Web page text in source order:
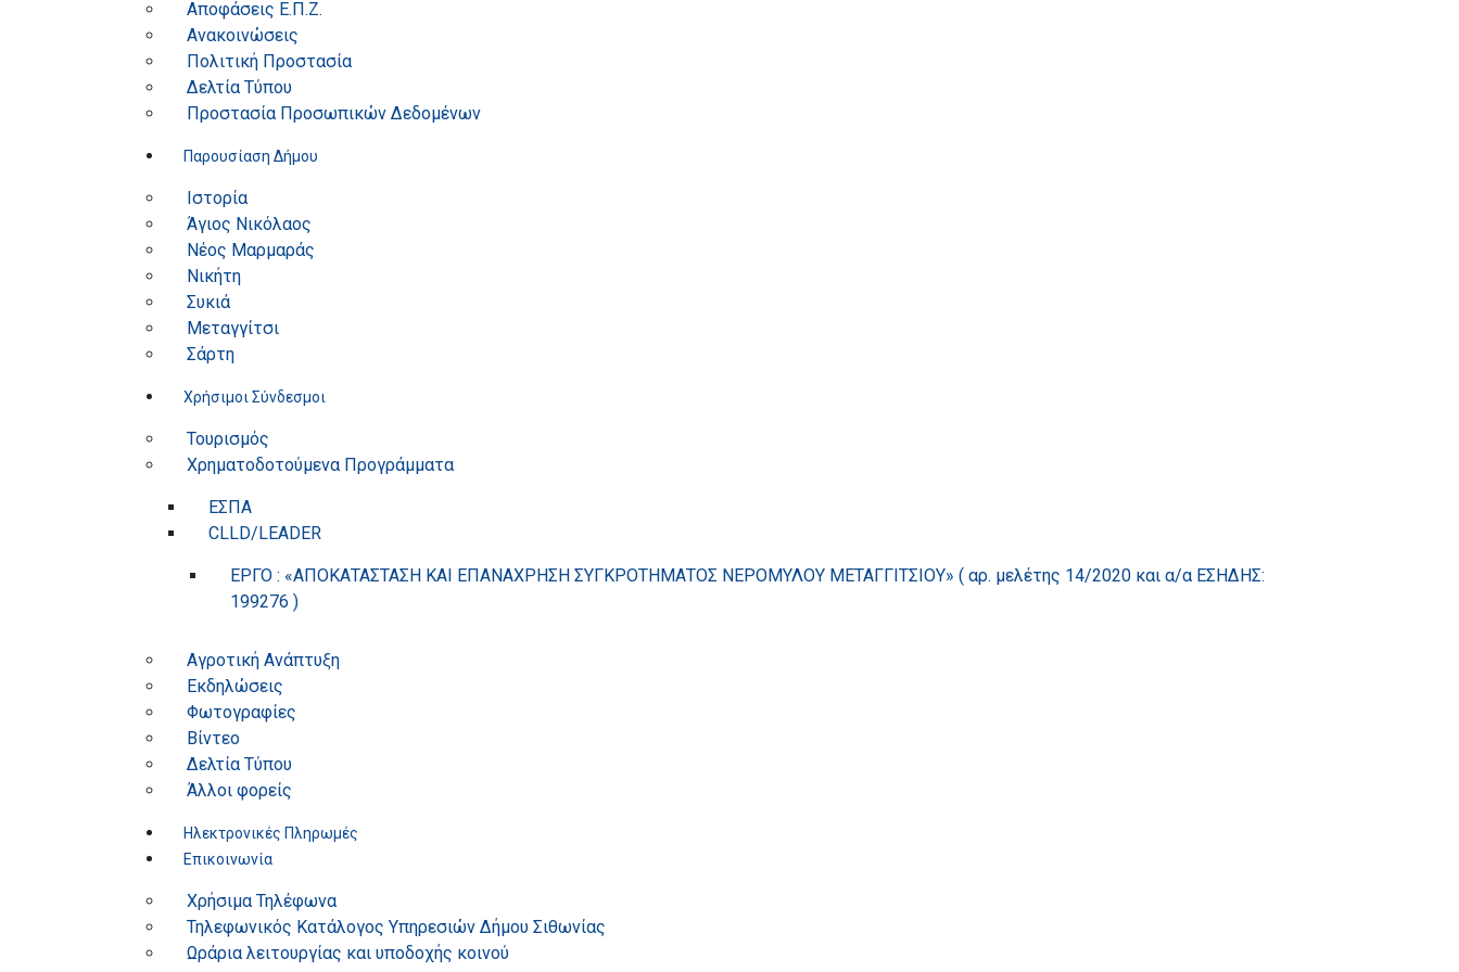
Αποφάσεις Ε.Π.Ζ.
Ανακοινώσεις
Πολιτική Προστασία
Δελτία Τύπου
Προστασία Προσωπικών Δεδομένων
Παρουσίαση Δήμου
Ιστορία
Άγιος Νικόλαος
Νέος Μαρμαράς
Νικήτη
Συκιά
Μεταγγίτσι
Σάρτη
Χρήσιμοι Σύνδεσμοι
Τουρισμός
Χρηματοδοτούμενα Προγράμματα
ΕΣΠΑ
CLLD/LEADER
ΕΡΓΟ : «ΑΠΟΚΑΤΑΣΤΑΣΗ ΚΑΙ ΕΠΑΝΑΧΡΗΣΗ ΣΥΓΚΡΟΤΗΜΑΤΟΣ ΝΕΡΟΜΥΛΟΥ ΜΕΤΑΓΓΙΤΣΙΟΥ» ( αρ. μελέτης 14/2020 και α/α ΕΣΗΔΗΣ:
199276 )
Αγροτική Ανάπτυξη
Εκδηλώσεις
Φωτογραφίες
Βίντεο
Δελτία Τύπου
Άλλοι φορείς
Ηλεκτρονικές Πληρωμές
Επικοινωνία
Χρήσιμα Τηλέφωνα
Τηλεφωνικός Κατάλογος Υπηρεσιών Δήμου Σιθωνίας
Ωράρια λειτουργίας και υποδοχής κοινού